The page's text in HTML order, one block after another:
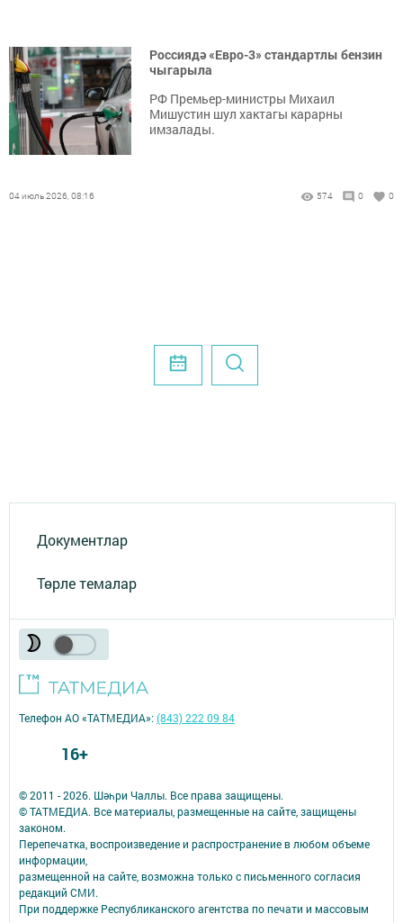
Россиядә «Евро-3» стандартлы бензин
чыгарыла
РФ Премьер-министры Михаил
Мишустин шул хактагы карарны
имзалады.
04 июль 2026, 08:16 574 0 0
Документлар
Төрле темалар
© 2011 - 2026. Шәһри Чаллы. Все права защищены.
© ТАТМЕДИА. Все материалы, размещенные на сайте, защищены
законом.
Перепечатка, воспроизведение и распространение в любом объеме
информации,
размещенной на сайте, возможна только с письменного согласия
редакций СМИ.
При поддержке Республиканского агентства по печати и массовым
Телефон АО «ТАТМЕДИА»:(843) 222 09 84
16+